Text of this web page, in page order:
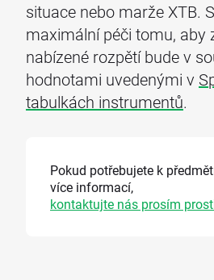
situace nebo marže XTB.
maximální péči tomu, aby
nabízené rozpětí bude v
hodnotami uvedenými v
tabulkách instrumentů.
Pokud potřebujete k
více informací,
kontaktujte nás prosím